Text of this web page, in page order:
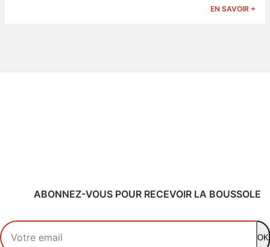
EN SAVOIR +
ABONNEZ-VOUS POUR RECEVOIR LA BOUSSOLE
Votre adresse email
OK